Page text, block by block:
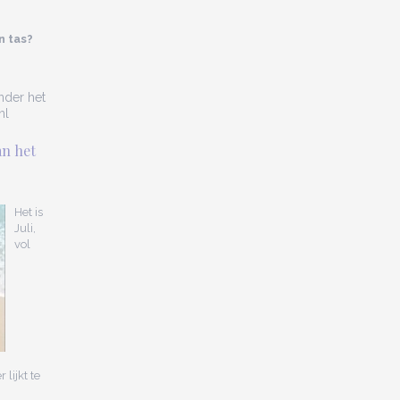
tas?
het
het
Het is
Juli,
vol
lijkt te